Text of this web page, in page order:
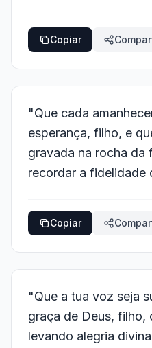
Copiar
"Que cada
esperança, filho, e
gravada na rocha da
recordar a fidelidade
Copiar
"Que a tua voz seja
graça de Deus, filho,
levando alegria